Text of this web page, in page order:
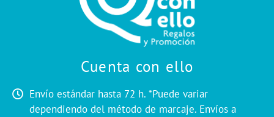
Cuenta con ello
Envío estándar hasta 72 h. *Puede variar
dependiendo del método de marcaje. Envíos a